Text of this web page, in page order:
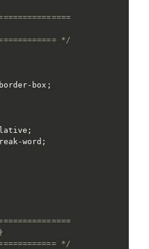
*/
box ;
;
word ;
*/